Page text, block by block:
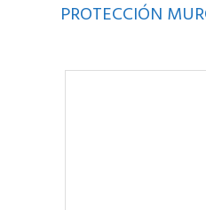
PROTECCIÓN